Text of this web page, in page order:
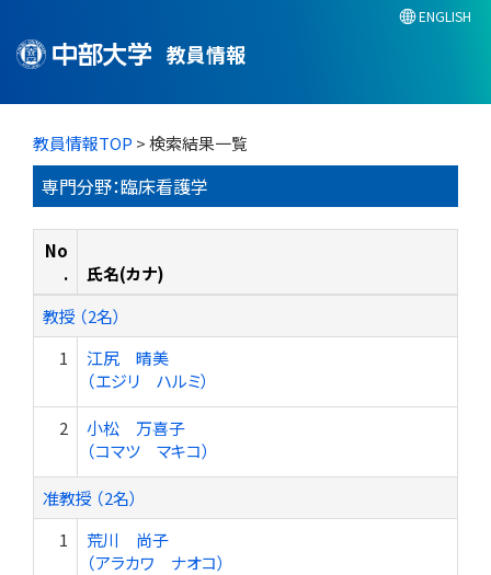
教員情報
ENGLISH
教員情報TOP > 検索結果一覧
専門分野：臨床看護学
No
.
氏名(カナ)
教授 （2名）
1
江尻 晴美
（エジリ ハルミ）
2
小松 万喜子
（コマツ マキコ）
准教授 （2名）
1
荒川 尚子
（アラカワ ナオコ）